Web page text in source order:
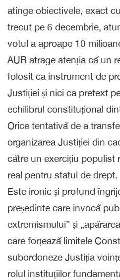
atinge obiectivele, exact
trecut pe 6 decembrie,
votul a aproape 10
AUR atrage atenția că un
folosit ca instrument de
Justiției și nici ca pretext
echilibrul constituțional
Orice tentativă de a
organizarea Justiției din
către un exercițiu populist
real pentru statul de drept.
Este ironic și profund
președinte care invocă
extremismului” și
care forțează limitele
subordoneze Justiția
rolul instituțiilor